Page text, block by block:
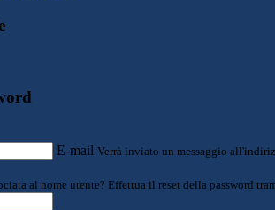
E-mail Verrà inviato un messaggio
al nome utente? Effettua il reset della password